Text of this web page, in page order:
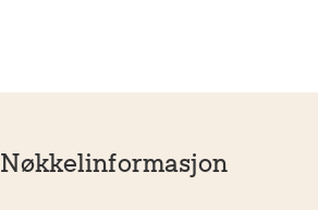
Nøkkelinformasjon